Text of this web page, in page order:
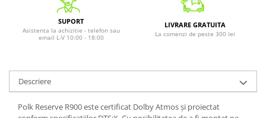
SUPORT
Asistenta la achizitie - telefon sau
email L-V 10:00 - 18:00
LIVRARE GRATUITA
La comenzi de peste 300 lei
Descriere
Polk Reserve R900 este certificat Dolby Atmos și proiectat